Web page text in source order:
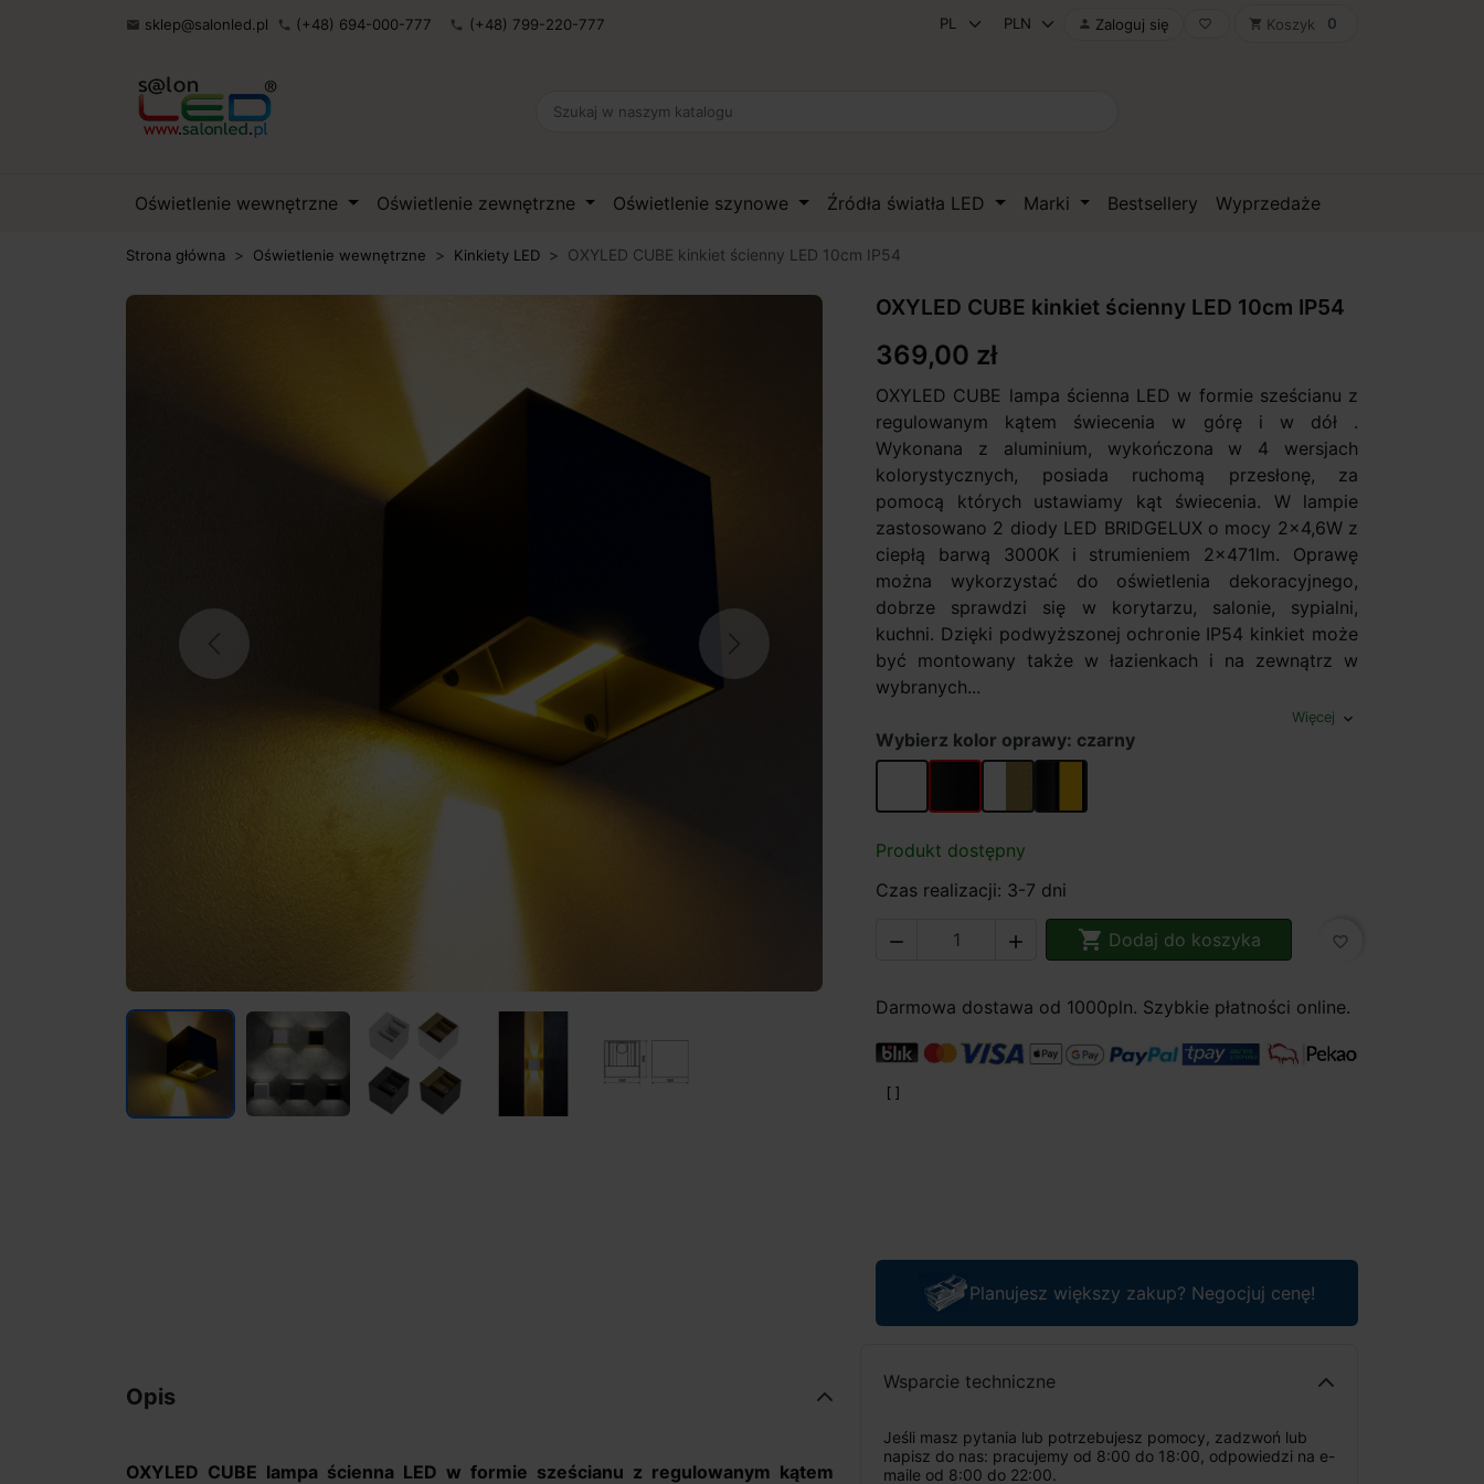
 sklep@salonled.pl phone (+48) 694-000-777 phone (+48) 799-220-777  Zaloguj się favorite_border shopping_cart Koszyk 0
Oświetlenie wewnętrzne Oświetlenie zewnętrzne Oświetlenie szynowe Źródła światła LED Marki Bestsellery Wyprzedaże
Strona główna Oświetlenie wewnętrzne Kinkiety LED OXYLED CUBE kinkiet ścienny LED 10cm IP54
Previous
OXYLED CUBE kinkiet ścienny LED 10cm IP54
369,00 zł
OXYLED CUBE lampa ścienna LED w formie sześcianu z
regulowanym kątem świecenia w górę i w dół .
Wykonana z aluminium, wykończona w 4 wersjach
kolorystycznych, posiada ruchomą przesłonę, za
pomocą których ustawiamy kąt świecenia. W lampie
zastosowano 2 diody LED BRIDGELUX o mocy 2x4,6W z
ciepłą barwą 3000K i strumieniem 2x471lm. Oprawę
można wykorzystać do oświetlenia dekoracyjnego,
dobrze sprawdzi się w korytarzu, salonie, sypialni,
kuchni. Dzięki podwyższonej ochronie IP54 kinkiet może
być montowany także w łazienkach i na zewnątrz w
wybranych...
Więcej expand_more
Wybierz kolor oprawy: czarny
biały czarnybiały-złotyczarny-złoty
Produkt dostępny
Czas realizacji: 3-7 dni
   Dodaj do koszyka favorite_border
Darmowa dostawa od 1000pln. Szybkie płatności online.
Planujesz większy zakup? Negocjuj cenę!
Wsparcie techniczne
Jeśli masz pytania lub potrzebujesz pomocy, zadzwoń lub
napisz do nas: pracujemy od 8:00 do 18:00, odpowiedzi na e-
maile od 8:00 do 22:00.
Opis
OXYLED CUBE lampa ścienna LED w formie sześcianu z regulowanym kątem